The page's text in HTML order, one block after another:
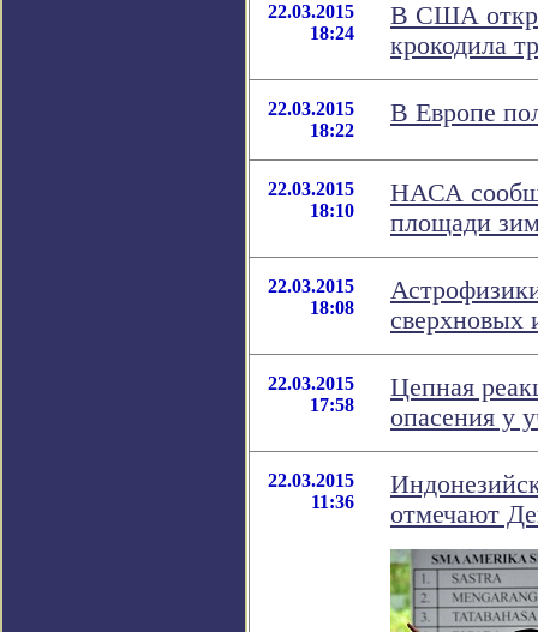
22.03.2015
18:24
В США
крокодила
22.03.2015
18:22
В Европе
22.03.2015
18:10
НАСА
площади
22.03.2015
18:08
сверхновых
22.03.2015
17:58
Цепная
опасения у
22.03.2015
11:36
отмечают